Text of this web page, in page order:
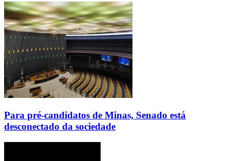
Para pré-candidatos de Minas, Senado está
desconectado da sociedade